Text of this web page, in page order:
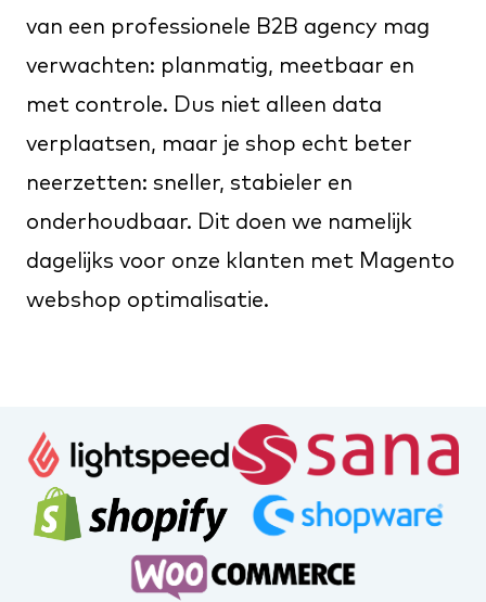
van een professionele B2B agency mag
verwachten: planmatig, meetbaar en
met controle. Dus niet alleen data
verplaatsen, maar je shop echt beter
neerzetten: sneller, stabieler en
onderhoudbaar. Dit doen we namelijk
dagelijks voor onze klanten met Magento
webshop optimalisatie.